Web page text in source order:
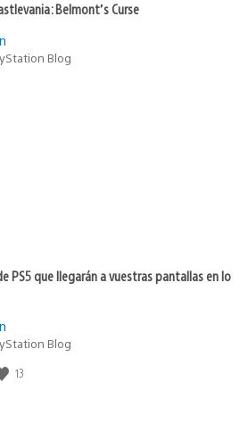
Belmont’s Curse
Blog
PS5 que llegarán a vuestras pantallas en lo
Blog
13